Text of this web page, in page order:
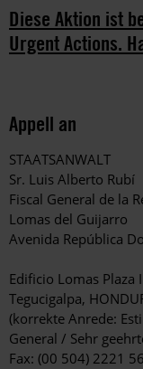
Diese Aktion ist
Urgent Actions.
Appell an
STAATSANWALT
Sr. Luis Alberto Rubí
Fiscal General de la
Lomas del Guijarro
Avenida República
Edificio Lomas Plaza
Tegucigalpa,
(korrekte Anrede:
General / Sehr
Fax: (00 504) 2221